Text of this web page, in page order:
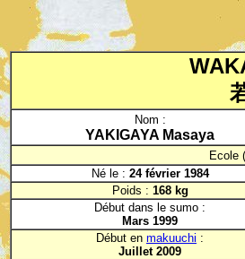
Nom :
YAKIGAYA Masaya
Ecole (
Né le : 24 février 1984
Poids : 168 kg
Début dans le sumo :
Mars 1999
Début en makuuchi :
Juillet 2009